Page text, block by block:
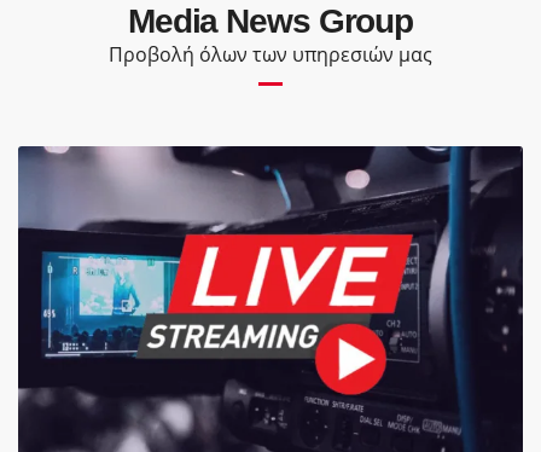
Media News Group
Προβολή όλων των υπηρεσιών μας